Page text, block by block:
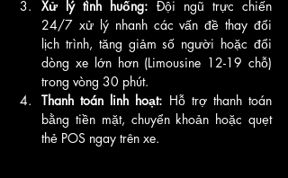
Xử lý tình huống: Đội ngũ trực chiến
24/7 xử lý nhanh các vấn đề thay đổi
lịch trình, tăng giảm số người hoặc đổi
dòng xe lớn hơn (Limousine 12-19 chỗ)
trong vòng 30 phút.
Thanh toán linh hoạt: Hỗ trợ thanh toán
bằng tiền mặt, chuyển khoản hoặc quẹt
thẻ POS ngay trên xe.